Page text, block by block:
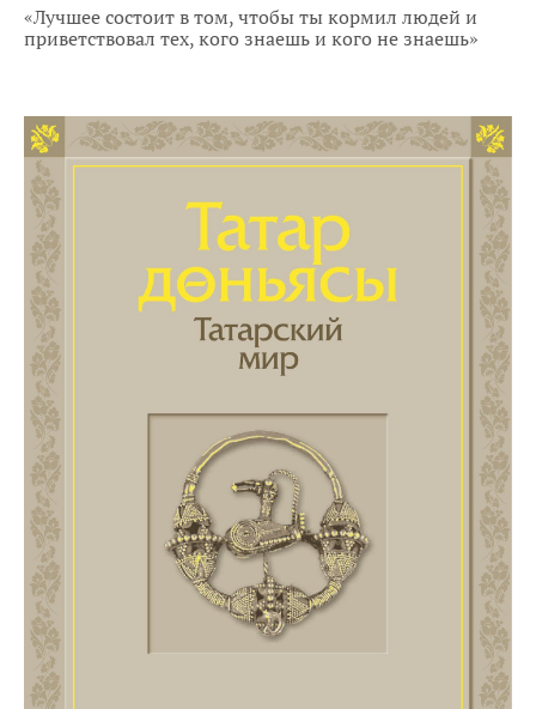
«Лучшее состоит в том, чтобы ты кормил людей и
приветствовал тех, кого знаешь и кого не знаешь»